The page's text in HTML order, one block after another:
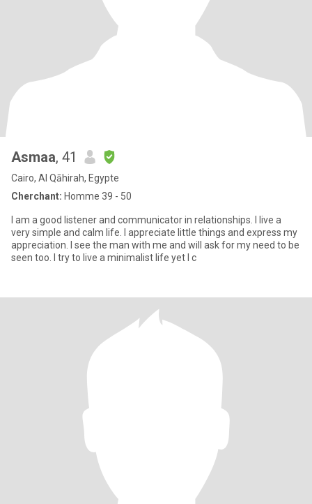
Asmaa, 41
Cairo, Al Qāhirah, Egypte
Cherchant: Homme 39 - 50
I am a good listener and communicator in relationships. I live a
very simple and calm life. I appreciate little things and express my
appreciation. I see the man with me and will ask for my need to be
seen too. I try to live a minimalist life yet I c